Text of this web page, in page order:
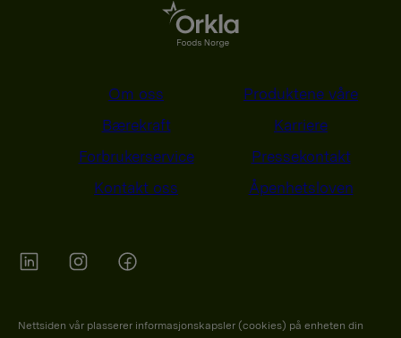
Om oss
Produktene våre
Bærekraft
Karriere
Forbrukerservice
Pressekontakt
Kontakt oss
Åpenhetsloven
Nettsiden vår plasserer informasjonskapsler (cookies) på enheten din